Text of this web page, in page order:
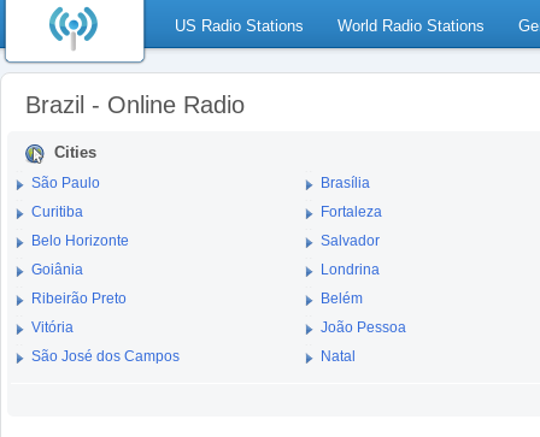
US Radio Stations World Radio Stations
Brazil - Online Radio
Cities
São Paulo
Curitiba
Belo Horizonte
Goiânia
Ribeirão Preto
Vitória
São José dos Campos
Brasília
Fortaleza
Salvador
Londrina
Belém
João Pessoa
Natal